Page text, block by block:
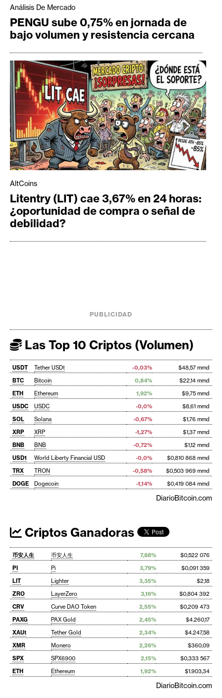
Análisis De Mercado
PENGU sube 0,75% en jornada de
bajo volumen y resistencia cercana
AltCoins
Litentry (LIT) cae 3,67% en 24 horas:
¿oportunidad de compra o señal de
debilidad?
PUBLICIDAD
Las Top 10 Criptos (Volumen)
USDT Tether USDt -0,03%
$48,57 mmd
BTC
Bitcoin 0,84%
$22,14 mmd
ETH
Ethereum 1,92%
$9,75 mmd
USDC
USDC -0,0%
$8,61 mmd
SOL
Solana -0,67%
$1,76 mmd
XRP
XRP -1,27%
$1,37 mmd
BNB
BNB -0,72%
$1,12 mmd
USD1
World Liberty Financial USD -0,0%
$0,810 868 mmd
TRX
TRON -0,58%
$0,503 969 mmd
DOGE
Dogecoin -1,14% $0,419 084 mmd
DiarioBitcoin.com
Criptos Ganadoras
币安人生 币安人生 7,88%
$0,522 076
PI
Pi 3,79%
$0,091 359
LIT
Lighter 3,35%
$2,18
ZRO
LayerZero 3,16%
$0,804 392
CRV
Curve DAO Token 2,55%
$0,209 473
PAXG
PAX Gold 2,45%
$4.260,17
XAUt
Tether Gold 2,34%
$4.247,58
XMR
Monero 2,26%
$360,09
SPX
SPX6900 2,15%
$0,333 567
ETH
Ethereum 1,92% $1.903,34
DiarioBitcoin.com